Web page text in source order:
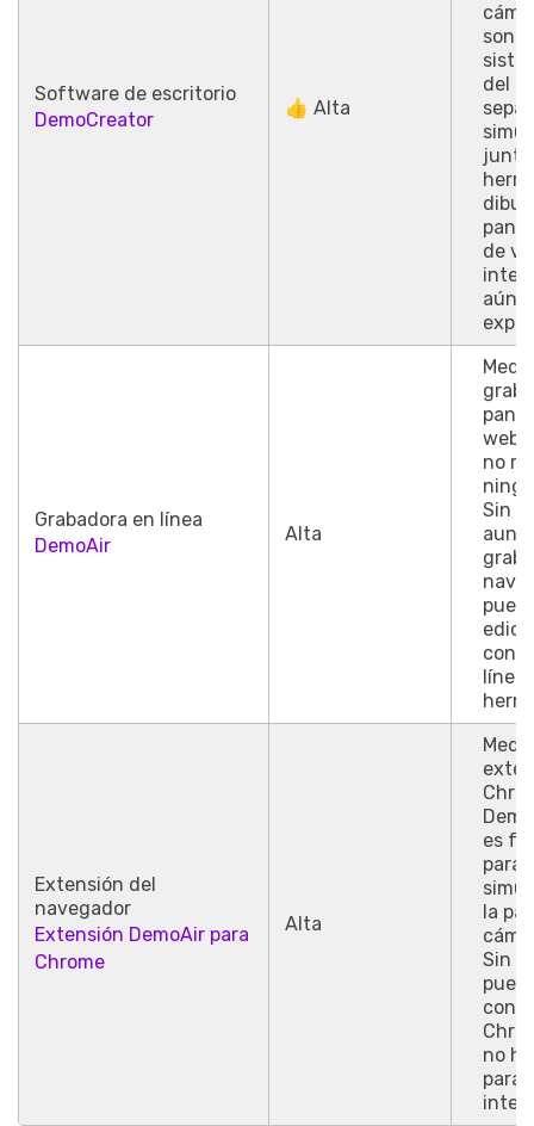
Software de escritorio
DemoCreator
👍 Alta
del
junto
de
aún
Grabadora en línea
DemoAir
Alta
web
no
Sin
con
línea
Extensión del
navegador
Extensión DemoAir para
Chrome
Alta
es
para
la
Sin
con
no
para